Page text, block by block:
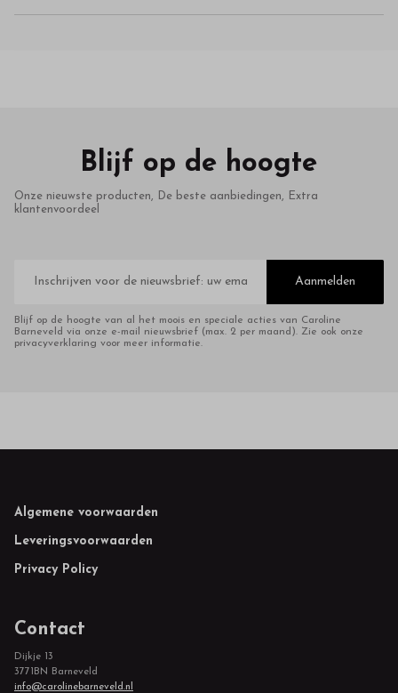
Blijf op de hoogte
Onze nieuwste producten, De beste aanbiedingen, Extra
klantenvoordeel
mailadres
Aanmelden
Blijf op de hoogte van al het moois en speciale acties van Caroline
Barneveld via onze e-mail nieuwsbrief (max. 2 per maand). Zie ook onze
privacyverklaring voor meer informatie.
Footer
Algemene voorwaarden
Leveringsvoorwaarden
Privacy Policy
Contact
Dijkje 13
3771BN Barneveld
info@carolinebarneveld.nl